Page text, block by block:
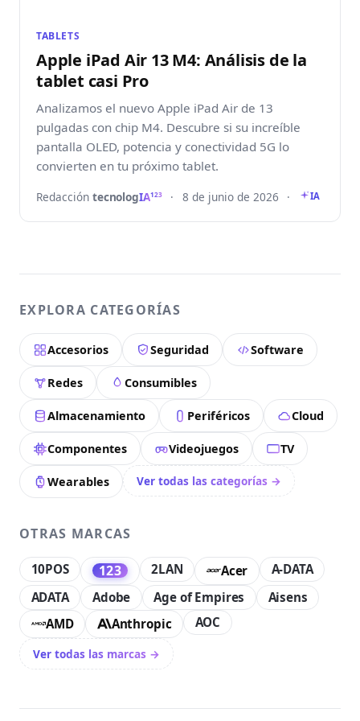
TABLETS
Apple iPad Air 13 M4: Análisis de la
tablet casi Pro
Analizamos el nuevo Apple iPad Air de 13
pulgadas con chip M4. Descubre si su increíble
pantalla OLED, potencia y conectividad 5G lo
convierten en tu próximo tablet.
Redacción tecnologIA123 · 8 de junio de 2026 · IA
EXPLORA CATEGORÍAS
Accesorios Seguridad Software
Redes Consumibles
Almacenamiento Periféricos Cloud
Componentes Videojuegos TV
Wearables Ver todas las categorías →
OTRAS MARCAS
10POS 123 2LAN Acer
A-DATA
ADATA
Adobe Age of Empires
Aisens
AMD
Anthropic AOC
Ver todas las marcas →